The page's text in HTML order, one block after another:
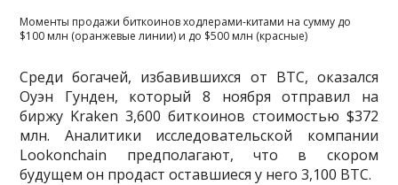
Моменты продажи биткоинов ходлерами-китами на сумму до
$100 млн (оранжевые линии) и до $500 млн (красные)
Среди богачей, избавившихся от BTC, оказался
Оуэн Гунден, который 8 ноября отправил на
биржу Kraken 3,600 биткоинов стоимостью $372
млн. Аналитики исследовательской компании
Lookonchain предполагают, что в скором
будущем он продаст оставшиеся у него 3,100 BTC.